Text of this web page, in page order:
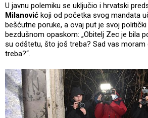
U javnu polemiku se uključio i hrvatski
Milanović koji od početka svog mandata
bešćutne poruke, a ovaj put je svoj
bezdušnom opaskom: „Obitelj Zec je bila
su odštetu, što još treba? Sad vas
treba?“.